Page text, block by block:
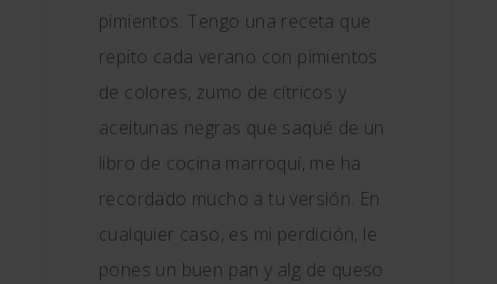
pimientos. Tengo una receta que
repito cada verano con pimientos
de colores, zumo de cítricos y
aceitunas negras que saqué de un
libro de cocina marroquí, me ha
recordado mucho a tu versión. En
cualquier caso, es mi perdición, le
pones un buen pan y alg de queso